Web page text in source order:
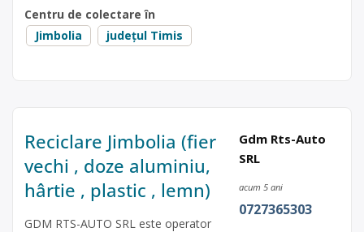
Centru de colectare în
Jimbolia
județul Timis
Reciclare Jimbolia (fier
vechi , doze aluminiu,
hârtie , plastic , lemn)
GDM RTS-AUTO SRL este operator
Gdm Rts-Auto
SRL
acum 5 ani
0727365303